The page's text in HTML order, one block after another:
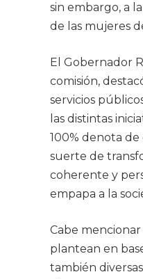
sin embargo, a
de las mujeres
El Gobernador
comisión,
servicios
las distintas
100% denota
suerte de
coherente y
empapa a la
Cabe
plantean en
también